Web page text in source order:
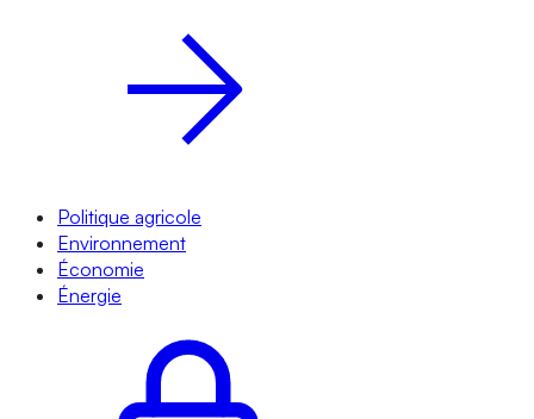
Politique agricole
Environnement
Économie
Énergie